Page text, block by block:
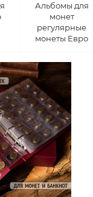
Альбомы для
монет
регулярные
монеты Евро